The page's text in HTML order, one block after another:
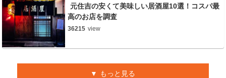
元住吉の安くて美味しい居酒屋10選！コスパ最
高のお店を調査
36215 view
もっと見る